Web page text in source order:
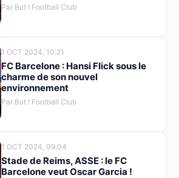
Par But ! Football Club
1 OCT 2024, 10:21
FC Barcelone : Hansi Flick sous le
charme de son nouvel
environnement
Par But ! Football Club
1 OCT 2024, 09:04
Stade de Reims, ASSE : le FC
Barcelone veut Oscar Garcia !